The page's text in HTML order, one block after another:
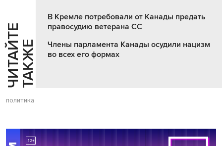
Ч
И
Т
АЙ
Т
Е
Т
А
К
ЖЕ
В Кремле потребовали от Канады предать
правосудию ветерана СС
Члены парламента Канады осудили нацизм
во всех его формах
политика